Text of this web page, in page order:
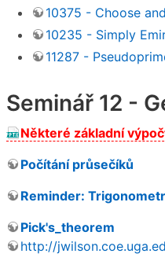
10375 - Choose
10235 - Simply
11287 -
Seminář 12 -
Některé základní
Počítání průsečíků
Reminder:
Pick's_theorem
http://